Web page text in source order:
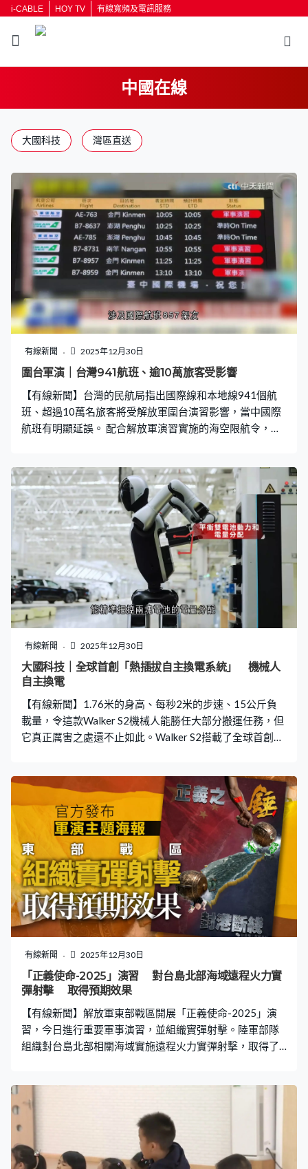
i-CABLE HOY TV 有線寬頻及電訊服務
中國在線
大國科技 灣區直送
有線新聞 2025年12月30日
圍台軍演｜台灣941航班、逾10萬旅客受影響
【有線新聞】台灣的民航局指出國際線和本地線941個航
班、超過10萬名旅客將受解放軍圍台演習影響，當中國際
航班有明顯延誤。 配合解放軍演習實施的海空限航令，由
不足，需要實施流量管制，涉及國際航班857架次，受影
響旅客人數逾10萬人。金門和馬祖合共取消84架次，涉及
6,000人。由於預計國際航班有明顯延誤，台灣當局提醒航
空公司起飛前備載足夠油量。 台灣松山機場旅客：「我昨
天白天出去玩，行李也打包好了，網卡也弄好了，現在走
不了」。旅客：「我從金門轉廈門，我的時間都已經計劃
好了，說一有更改的話，然後後面的行程都全部更改。」
台灣旅遊達人：「從2022年類似規模的軍演來看，可以預
期航班會出現60到120分鐘不等的延誤，部分航班延誤可
能會超過兩個小時以上。」
有線新聞 2025年12月30日
大國科技｜全球首創「熱插拔自主換電系統」 機械人
自主換電
【有線新聞】1.76米的身高、每秒2米的步速、15公斤負
載量，令這款Walker S2機械人能勝任大部分搬運任務，但
它真正厲害之處還不止如此。Walker S2搭載了全球首創的
工業機械人普遍的缺點。 深圳市人工智能產業協會執行會
長范叢明：「過去的機器人最大的缺點是甚麼？可能只能
連續工作4小時，那機器人換電技術可能有效延長機器人連
續作業的時間，否則是甚麼邊幹還要充個電，再回來再
幹，那這個生產線是不能停的，所以可以讓機器人連續工
作變成一個可行性。」 自主換電看似簡單，實際上包含大
量精密技術，Walker S2採用了原創雙電池動力平衡技術，
能精準把控兩塊電池的電量分配，特殊的電路設計亦可杜
絕換電過程中可能出現的電流衝擊。背部搭載了實時視覺
定位相機，能捕捉電池倉的位置，並將動態數據傳輸給控
制系統，通過本體定位精度和柔順控制算法調整機械臂，
以毫米級精度對準電池接口。 而Walker S2搭載的智能體技
術配合靈活的機械臂，更使機械人可執行包括質檢、分揀
有線新聞 2025年12月30日
「正義使命-2025」演習 對台島北部海域遠程火力實
彈射擊 取得預期效果
【有線新聞】解放軍東部戰區開展「正義使命-2025」演
習，今日進行重要軍事演習，並組織實彈射擊。陸軍部隊
組織對台島北部相關海域實施遠程火力實彈射擊，取得了
擊以及對海突擊、防空反潛等科目演練，檢驗了海空協同
一體封控能力。